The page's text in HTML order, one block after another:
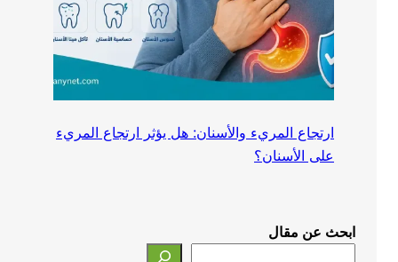
ارتجاع المريء والأسنان: هل يؤثر ارتجاع المريء
على الأسنان؟
ابحث عن مقال